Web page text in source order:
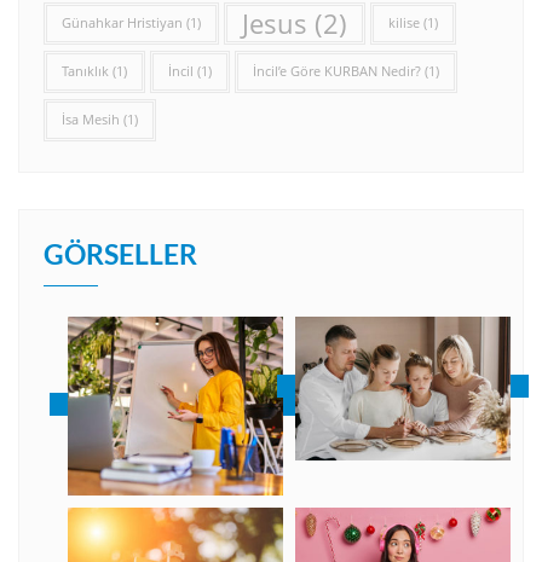
Günahkar Hristiyan (1) Jesus (2) kilise (1)
Tanıklık (1) İncil (1) İncil’e Göre KURBAN Nedir? (1)
İsa Mesih (1)
GÖRSELLER